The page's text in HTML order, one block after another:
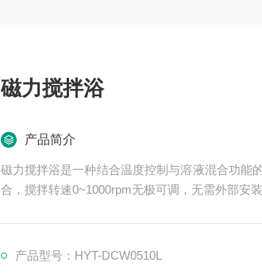
磁力搅拌浴
产品简介
磁力搅拌浴是一种结合温度控制与溶液混合功能
合，搅拌转速0~1000rpm无极可调，无需外部安
产品型号：HYT-DCW0510L